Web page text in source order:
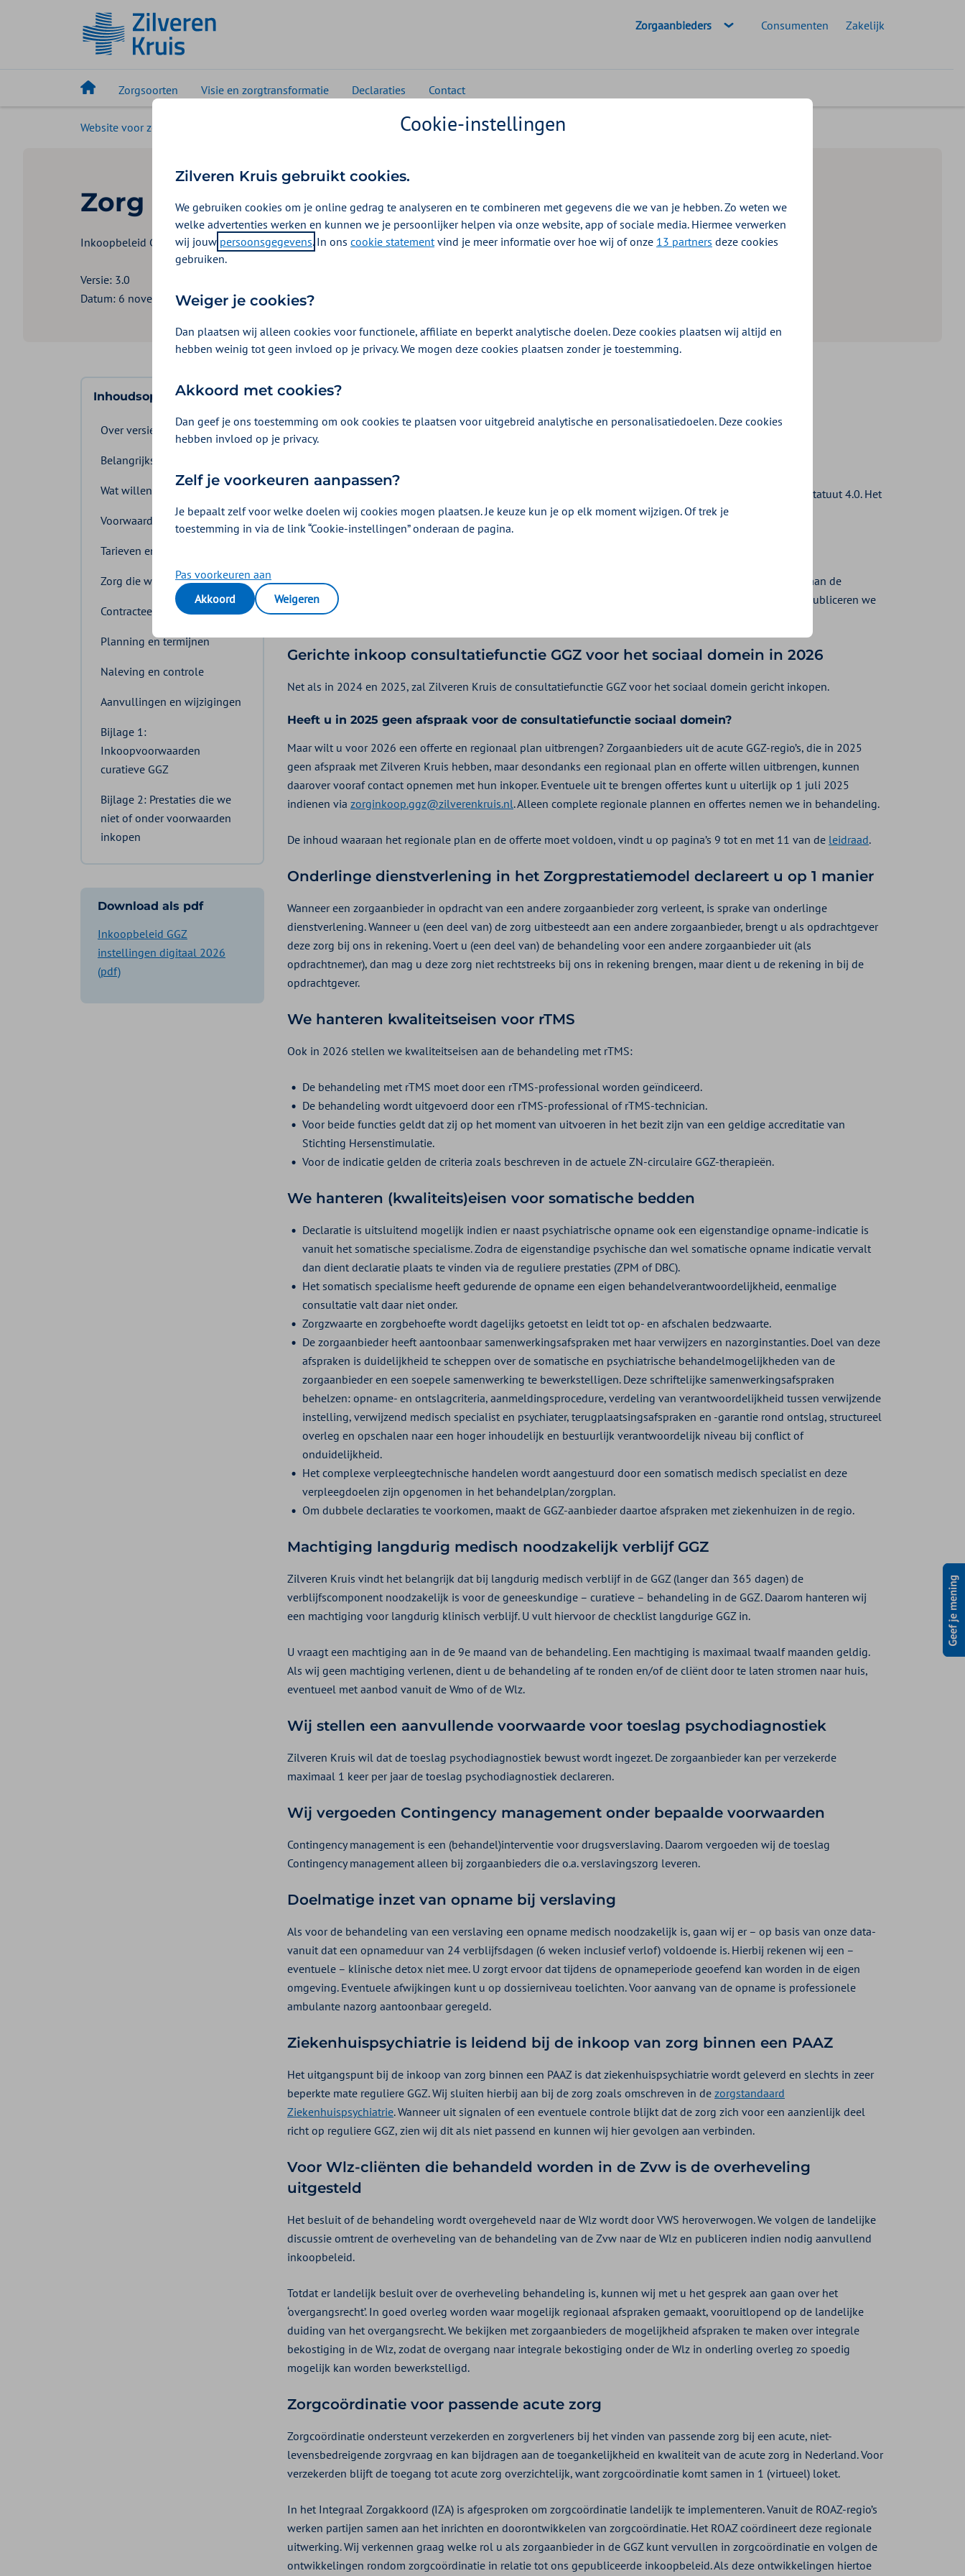
Geselecteerde doelgroep:
Zorgaanbieders Consumenten Zakelijk
Zorgsoorten Visie en zorgtransformatie Declaraties Contact
Website voor zorgaanbieders Beleid & contract GGZ instellingen
Zorg die wij inkopen
Inkoopbeleid GGZ instellingen digitaal 2026
Versie: 3.0
Datum: 6 november 2025
Inhoudsopgave
Over versie 3.0 en 2.0
Belangrijkste wijzigingen
Wat willen we bereiken
Voorwaarden overeenkomst
Tarieven en volume
Zorg die wij inkopen
Contracteerprocedure
Planning en termijnen
Naleving en controle
Aanvullingen en wijzigingen
Bijlage 1:
Inkoopvoorwaarden
curatieve GGZ
Bijlage 2: Prestaties die we
niet of onder voorwaarden
inkopen
Download als pdf
Inkoopbeleid GGZ
instellingen digitaal 2026
(pdf)
Lees in dit hoofdstuk over de zorg die wij inkopen
En wat onze overwegingen daarvoor zijn.
Alle zorgaanbieders dienen met ingang van 2026 te beschikken over een passend goedgekeurd kwaliteitsstatuut 4.0. Het
LKS 4.0 geldt als basis voor declaratie, de veldafspraak komt te vervallen.
Zilveren Kruis volgt de landelijke afspraken rondom de Ketenveldnorm levensloopregeling en houdt zich aan de
gemaakte afspraken rondom het includeren van verzekerden en het labelen van declaraties. Indien nodig publiceren we
hierover aanvullend inkoopbeleid.
Gerichte inkoop consultatiefunctie GGZ voor het sociaal domein in 2026
Net als in 2024 en 2025, zal Zilveren Kruis de consultatiefunctie GGZ voor het sociaal domein gericht inkopen.
Heeft u in 2025 geen afspraak voor de consultatiefunctie sociaal domein?
Maar wilt u voor 2026 een offerte en regionaal plan uitbrengen? Zorgaanbieders uit de acute GGZ-regio’s, die in 2025
geen afspraak met Zilveren Kruis hebben, maar desondanks een regionaal plan en offerte willen uitbrengen, kunnen
daarover vooraf contact opnemen met hun inkoper. Eventuele uit te brengen offertes kunt u uiterlijk op 1 juli 2025
indienen via zorginkoop.ggz@zilverenkruis.nl. Alleen complete regionale plannen en offertes nemen we in behandeling.
De inhoud waaraan het regionale plan en de offerte moet voldoen, vindt u op pagina’s 9 tot en met 11 van de leidraad.
Onderlinge dienstverlening in het Zorgprestatiemodel declareert u op 1 manier
Wanneer een zorgaanbieder in opdracht van een andere zorgaanbieder zorg verleent, is sprake van onderlinge
dienstverlening. Wanneer u (een deel van) de zorg uitbesteedt aan een andere zorgaanbieder, brengt u als opdrachtgever
deze zorg bij ons in rekening. Voert u (een deel van) de behandeling voor een andere zorgaanbieder uit (als
opdrachtnemer), dan mag u deze zorg niet rechtstreeks bij ons in rekening brengen, maar dient u de rekening in bij de
opdrachtgever.
We hanteren kwaliteitseisen voor rTMS
Ook in 2026 stellen we kwaliteitseisen aan de behandeling met rTMS:
De behandeling met rTMS moet door een rTMS-professional worden geïndiceerd.
De behandeling wordt uitgevoerd door een rTMS-professional of rTMS-technician.
Voor beide functies geldt dat zij op het moment van uitvoeren in het bezit zijn van een geldige accreditatie van
Stichting Hersenstimulatie.
Voor de indicatie gelden de criteria zoals beschreven in de actuele ZN-circulaire GGZ-therapieën.
We hanteren (kwaliteits)eisen voor somatische bedden
Declaratie is uitsluitend mogelijk indien er naast psychiatrische opname ook een eigenstandige opname-indicatie is
vanuit het somatische specialisme. Zodra de eigenstandige psychische dan wel somatische opname indicatie vervalt
dan dient declaratie plaats te vinden via de reguliere prestaties (ZPM of DBC).
Het somatisch specialisme heeft gedurende de opname een eigen behandelverantwoordelijkheid, eenmalige
consultatie valt daar niet onder.
Zorgzwaarte en zorgbehoefte wordt dagelijks getoetst en leidt tot op- en afschalen bedzwaarte.
De zorgaanbieder heeft aantoonbaar samenwerkingsafspraken met haar verwijzers en nazorginstanties. Doel van deze
afspraken is duidelijkheid te scheppen over de somatische en psychiatrische behandelmogelijkheden van de
zorgaanbieder en een soepele samenwerking te bewerkstelligen. Deze schriftelijke samenwerkingsafspraken
behelzen: opname- en ontslagcriteria, aanmeldingsprocedure, verdeling van verantwoordelijkheid tussen verwijzende
instelling, verwijzend medisch specialist en psychiater, terugplaatsingsafspraken en -garantie rond ontslag, structureel
overleg en opschalen naar een hoger inhoudelijk en bestuurlijk verantwoordelijk niveau bij conflict of
onduidelijkheid.
Het complexe verpleegtechnische handelen wordt aangestuurd door een somatisch medisch specialist en deze
verpleegdoelen zijn opgenomen in het behandelplan/zorgplan.
Om dubbele declaraties te voorkomen, maakt de GGZ-aanbieder daartoe afspraken met ziekenhuizen in de regio.
Machtiging langdurig medisch noodzakelijk verblijf GGZ
Zilveren Kruis vindt het belangrijk dat bij langdurig medisch verblijf in de GGZ (langer dan 365 dagen) de
verblijfscomponent noodzakelijk is voor de geneeskundige – curatieve – behandeling in de GGZ. Daarom hanteren wij
een machtiging voor langdurig klinisch verblijf. U vult hiervoor de checklist langdurige GGZ in.
U vraagt een machtiging aan in de 9e maand van de behandeling. Een machtiging is maximaal twaalf maanden geldig.
Als wij geen machtiging verlenen, dient u de behandeling af te ronden en/of de cliënt door te laten stromen naar huis,
eventueel met aanbod vanuit de Wmo of de Wlz.
Wij stellen een aanvullende voorwaarde voor toeslag psychodiagnostiek
Zilveren Kruis wil dat de toeslag psychodiagnostiek bewust wordt ingezet. De zorgaanbieder kan per verzekerde
maximaal 1 keer per jaar de toeslag psychodiagnostiek declareren.
Wij vergoeden Contingency management onder bepaalde voorwaarden
Contingency management is een (behandel)interventie voor drugsverslaving. Daarom vergoeden wij de toeslag
Contingency management alleen bij zorgaanbieders die o.a. verslavingszorg leveren.
Doelmatige inzet van opname bij verslaving
Als voor de behandeling van een verslaving een opname medisch noodzakelijk is, gaan wij er – op basis van onze data-
vanuit dat een opnameduur van 24 verblijfsdagen (6 weken inclusief verlof) voldoende is. Hierbij rekenen wij een –
eventuele – klinische detox niet mee. U zorgt ervoor dat tijdens de opnameperiode geoefend kan worden in de eigen
omgeving. Eventuele afwijkingen kunt u op dossierniveau toelichten. Voor aanvang van de opname is professionele
ambulante nazorg aantoonbaar geregeld.
Ziekenhuispsychiatrie is leidend bij de inkoop van zorg binnen een PAAZ
Het uitgangspunt bij de inkoop van zorg binnen een PAAZ is dat ziekenhuispsychiatrie wordt geleverd en slechts in zeer
beperkte mate reguliere GGZ. Wij sluiten hierbij aan bij de zorg zoals omschreven in de zorgstandaard
Ziekenhuispsychiatrie. Wanneer uit signalen of een eventuele controle blijkt dat de zorg zich voor een aanzienlijk deel
richt op reguliere GGZ, zien wij dit als niet passend en kunnen wij hier gevolgen aan verbinden.
Voor Wlz-cliënten die behandeld worden in de Zvw is de overheveling
uitgesteld
Het besluit of de behandeling wordt overgeheveld naar de Wlz wordt door VWS heroverwogen. We volgen de landelijke
discussie omtrent de overheveling van de behandeling van de Zvw naar de Wlz en publiceren indien nodig aanvullend
inkoopbeleid.
Totdat er landelijk besluit over de overheveling behandeling is, kunnen wij met u het gesprek aan gaan over het
‘overgangsrecht’. In goed overleg worden waar mogelijk regionaal afspraken gemaakt, vooruitlopend op de landelijke
duiding van het overgangsrecht. We bekijken met zorgaanbieders de mogelijkheid afspraken te maken over integrale
bekostiging in de Wlz, zodat de overgang naar integrale bekostiging onder de Wlz in onderling overleg zo spoedig
mogelijk kan worden bewerkstelligd.
Zorgcoördinatie voor passende acute zorg
Zorgcoördinatie ondersteunt verzekerden en zorgverleners bij het vinden van passende zorg bij een acute, niet-
levensbedreigende zorgvraag en kan bijdragen aan de toegankelijkheid en kwaliteit van de acute zorg in Nederland. Voor
verzekerden blijft de toegang tot acute zorg overzichtelijk, want zorgcoördinatie komt samen in 1 (virtueel) loket.
In het Integraal Zorgakkoord (IZA) is afgesproken om zorgcoördinatie landelijk te implementeren. Vanuit de ROAZ-regio’s
werken partijen samen aan het inrichten en doorontwikkelen van zorgcoördinatie. Het ROAZ coördineert deze regionale
uitwerking. Wij verkennen graag welke rol u als zorgaanbieder in de GGZ kunt vervullen in zorgcoördinatie en volgen de
ontwikkelingen rondom zorgcoördinatie in relatie tot ons gepubliceerde inkoopbeleid. Als deze ontwikkelingen hiertoe
Cookie-instellingen
Zilveren Kruis gebruikt cookies.
We gebruiken cookies om je online gedrag te analyseren en te combineren met gegevens die we van je hebben. Zo weten we
welke advertenties werken en kunnen we je persoonlijker helpen via onze website, app of sociale media. Hiermee verwerken
wij jouw persoonsgegevens. In ons cookie statementvind je meer informatie over hoe wij of onze 13 partners deze cookies
gebruiken.
Weiger je cookies?
Dan plaatsen wij alleen cookies voor functionele, affiliate en beperkt analytische doelen. Deze cookies plaatsen wij altijd en
hebben weinig tot geen invloed op je privacy. We mogen deze cookies plaatsen zonder je toestemming.
Akkoord met cookies?
Dan geef je ons toestemming om ook cookies te plaatsen voor uitgebreid analytische en personalisatiedoelen. Deze cookies
hebben invloed op je privacy.
Zelf je voorkeuren aanpassen?
Je bepaalt zelf voor welke doelen wij cookies mogen plaatsen. Je keuze kun je op elk moment wijzigen. Of trek je
toestemming in via de link “Cookie-instellingen” onderaan de pagina.
Pas voorkeuren aan
Akkoord
Weigeren